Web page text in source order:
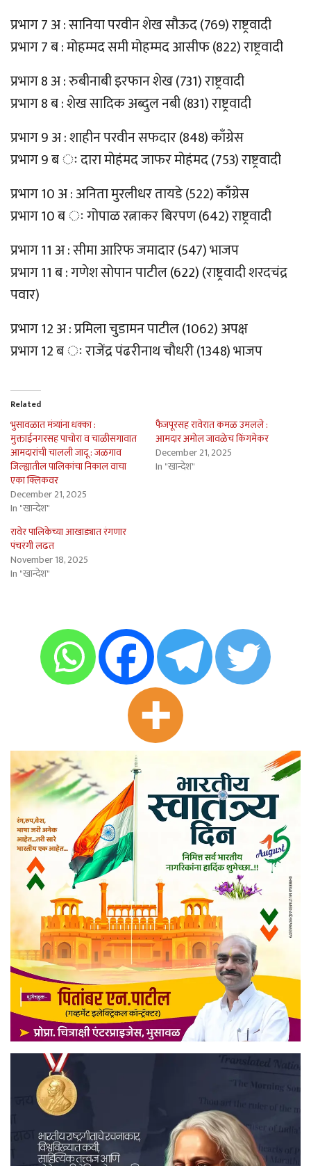
प्रभाग 7 अ : सानिया परवीन शेख सौऊद (769) राष्ट्रवादी
प्रभाग 7 ब : मोहम्मद समी मोहम्मद आसीफ (822) राष्ट्रवादी
प्रभाग 8 अ : रुबीनाबी इरफान शेख (731) राष्ट्रवादी
प्रभाग 8 ब : शेख सादिक अब्दुल नबी (831) राष्ट्रवादी
प्रभाग 9 अ : शाहीन परवीन सफदार (848) काँग्रेस
प्रभाग 9 ब ः दारा मोहंमद जाफर मोहंमद (753) राष्ट्रवादी
प्रभाग 10 अ : अनिता मुरलीधर तायडे (522) काँग्रेस
प्रभाग 10 ब ः गोपाळ रत्नाकर बिरपण (642) राष्ट्रवादी
प्रभाग 11 अ : सीमा आरिफ जमादार (547) भाजप
प्रभाग 11 ब : गणेश सोपान पाटील (622) (राष्ट्रवादी शरदचंद्र
पवार)
प्रभाग 12 अ : प्रमिला चुडामन पाटील (1062) अपक्ष
प्रभाग 12 ब ः राजेंद्र पंढरीनाथ चौधरी (1348) भाजप
Related
भुसावळात मंत्र्यांना धक्का :
मुक्ताईनगरसह पाचोरा व चाळीसगावात
आमदारांची चालली जादू : जळगाव
जिल्ह्यातील पालिकांचा निकाल वाचा
एका क्लिकवर
December 21, 2025
In "खान्देश"
फैजपूरसह रावेरात कमळ उमलले :
आमदार अमोल जावळेच किंगमेकर
December 21, 2025
In "खान्देश"
रावेर पालिकेच्या आखाड्यात रंगणार
पंचरंगी लढत
November 18, 2025
In "खान्देश"